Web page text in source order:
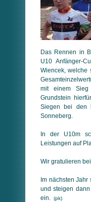
Das Rennen in
U10 Anfänger-
Wiencek, welche
mit einem Sieg
Grundstein
Siegen bei den
Sonneberg.
In der U10m
Leistungen auf
Wir gratulieren
Im nächsten Jahr
und steigen
ein. (pk)